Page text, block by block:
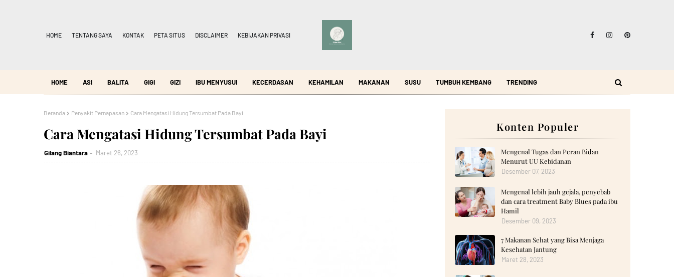
HOME TENTANG SAYA KONTAK PETA SITUS DISCLAIMER KEBIJAKAN PRIVASI
HOME ASI BALITA GIGI GIZI IBU MENYUSUI KECERDASAN KEHAMILAN MAKANAN SUSU TUMBUH KEMBANG TRENDING
Beranda Penyakit Pernapasan Cara Mengatasi Hidung Tersumbat Pada Bayi
Cara Mengatasi Hidung Tersumbat Pada Bayi
Gilang Biantara Maret 26, 2023
Konten Populer
Mengenal Tugas dan Peran Bidan
Menurut UU Kebidanan
Desember 07, 2023
Mengenal lebih jauh gejala, penyebab
dan cara treatment Baby Blues pada ibu
Hamil
Desember 09, 2023
7 Makanan Sehat yang Bisa Menjaga
Kesehatan Jantung
Maret 28, 2023